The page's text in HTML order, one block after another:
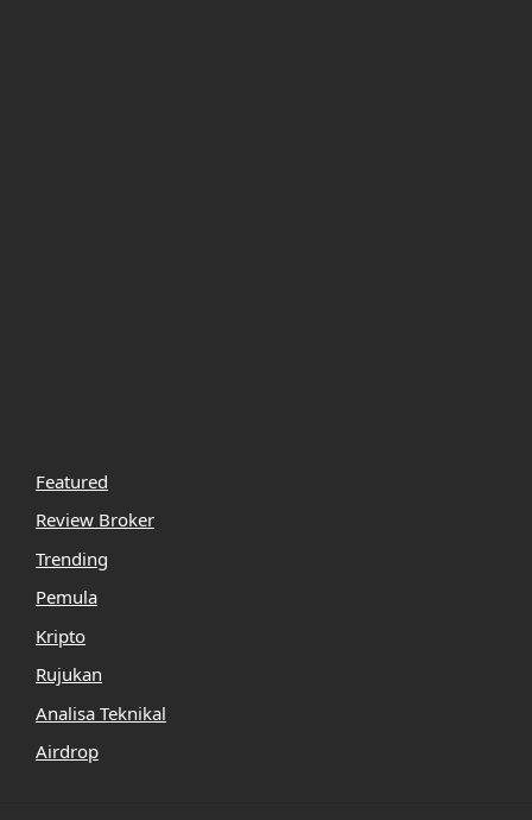
Featured
Review Broker
Trending
Pemula
Kripto
Rujukan
Analisa Teknikal
Airdrop